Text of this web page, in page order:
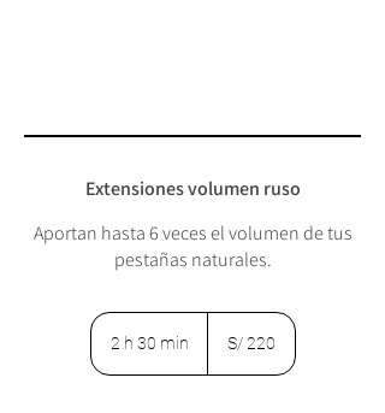
Extensiones volumen ruso
Aportan hasta 6 veces el volumen de tus
pestañas naturales.
2 h 30 min
peruanos
S/ 220